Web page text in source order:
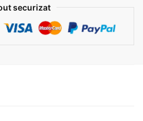
securizat